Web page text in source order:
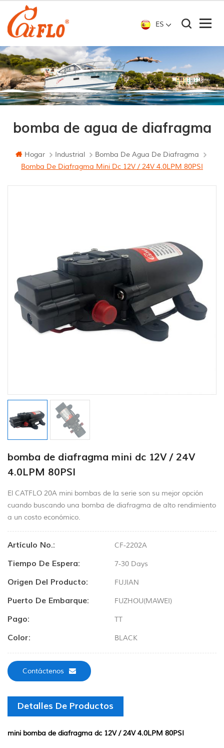
ES
bomba de agua de diafragma
Hogar Industrial
Bomba De Agua De Diafragma
Bomba De Diafragma Mini Dc 12V / 24V 4.0LPM 80PSI
bomba de diafragma mini dc 12V / 24V
4.0LPM 80PSI
El CATFLO 20A mini bombas de la serie son su mejor opción
cuando buscando una bomba de diafragma de alto rendimiento
a un costo económico.
Artículo No.: CF-2202A
Tiempo De Espera: 7-30 Days
Origen Del Producto: FUJIAN
Puerto De Embarque: FUZHOU(MAWEI)
Pago: TT
Color: BLACK
Contáctenos
Detalles De Productos
mini bomba de diafragma dc 12V / 24V 4.0LPM 80PSI